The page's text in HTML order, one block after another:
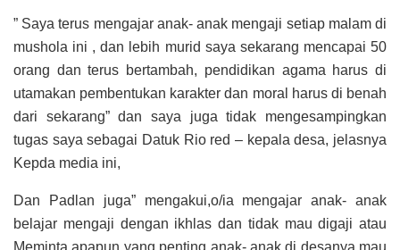
” Saya terus mengajar anak- anak mengaji setiap malam di
mushola ini , dan lebih murid saya sekarang mencapai 50
orang dan terus bertambah, pendidikan agama harus di
utamakan pembentukan karakter dan moral harus di benah
dari sekarang” dan saya juga tidak mengesampingkan
tugas saya sebagai Datuk Rio red – kepala desa, jelasnya
Kepda media ini,
Dan Padlan juga” mengakui,o/ia mengajar anak- anak
belajar mengaji dengan ikhlas dan tidak mau digaji atau
Meminta apapun yang penting anak- anak di desanya mau